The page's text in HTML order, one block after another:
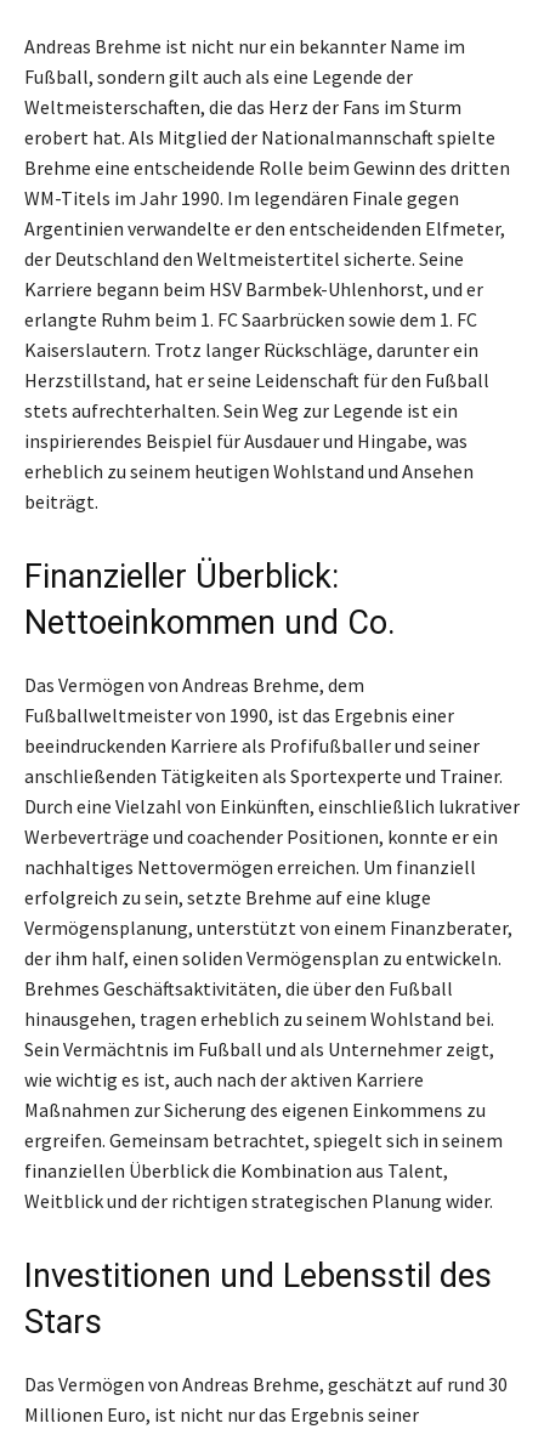
Andreas Brehme ist nicht nur ein bekannter Name im
Fußball, sondern gilt auch als eine Legende der
Weltmeisterschaften, die das Herz der Fans im Sturm
erobert hat. Als Mitglied der Nationalmannschaft spielte
Brehme eine entscheidende Rolle beim Gewinn des dritten
WM-Titels im Jahr 1990. Im legendären Finale gegen
Argentinien verwandelte er den entscheidenden Elfmeter,
der Deutschland den Weltmeistertitel sicherte. Seine
Karriere begann beim HSV Barmbek-Uhlenhorst, und er
erlangte Ruhm beim 1. FC Saarbrücken sowie dem 1. FC
Kaiserslautern. Trotz langer Rückschläge, darunter ein
Herzstillstand, hat er seine Leidenschaft für den Fußball
stets aufrechterhalten. Sein Weg zur Legende ist ein
inspirierendes Beispiel für Ausdauer und Hingabe, was
erheblich zu seinem heutigen Wohlstand und Ansehen
beiträgt.
Finanzieller Überblick:
Nettoeinkommen und Co.
Das Vermögen von Andreas Brehme, dem
Fußballweltmeister von 1990, ist das Ergebnis einer
beeindruckenden Karriere als Profifußballer und seiner
anschließenden Tätigkeiten als Sportexperte und Trainer.
Durch eine Vielzahl von Einkünften, einschließlich lukrativer
Werbeverträge und coachender Positionen, konnte er ein
nachhaltiges Nettovermögen erreichen. Um finanziell
erfolgreich zu sein, setzte Brehme auf eine kluge
Vermögensplanung, unterstützt von einem Finanzberater,
der ihm half, einen soliden Vermögensplan zu entwickeln.
Brehmes Geschäftsaktivitäten, die über den Fußball
hinausgehen, tragen erheblich zu seinem Wohlstand bei.
Sein Vermächtnis im Fußball und als Unternehmer zeigt,
wie wichtig es ist, auch nach der aktiven Karriere
Maßnahmen zur Sicherung des eigenen Einkommens zu
ergreifen. Gemeinsam betrachtet, spiegelt sich in seinem
finanziellen Überblick die Kombination aus Talent,
Weitblick und der richtigen strategischen Planung wider.
Investitionen und Lebensstil des
Stars
Das Vermögen von Andreas Brehme, geschätzt auf rund 30
Millionen Euro, ist nicht nur das Ergebnis seiner